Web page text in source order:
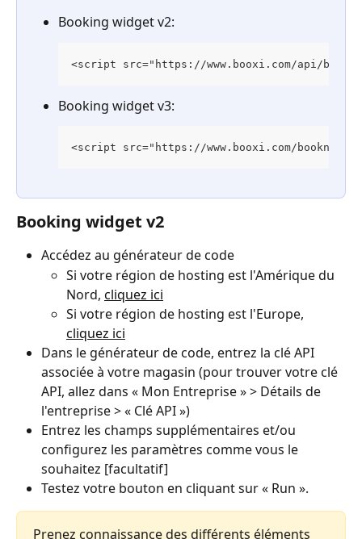
Booking widget v2:
<script src="https://www.booxi.com/api/
Booking widget v3:
<script src="https://www.booxi.com/booknow/
Booking widget v2
Accédez au générateur de code
Si votre région de hosting est l'Amérique du
Nord, cliquez ici
Si votre région de hosting est l'Europe,
cliquez ici
Dans le générateur de code, entrez la clé API
associée à votre magasin (pour trouver votre clé
API, allez dans « Mon Entreprise » > Détails de
l'entreprise > « Clé API »)
Entrez les champs supplémentaires et/ou
configurez les paramètres comme vous le
souhaitez [facultatif]
Testez votre bouton en cliquant sur « Run ».
Prenez connaissance des différents éléments